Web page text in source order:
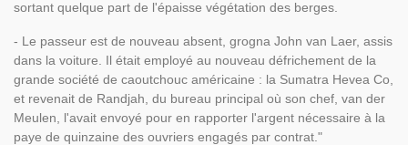
sortant quelque part de l'épaisse végétation des berges.
- Le passeur est de nouveau absent, grogna John van Laer, assis
dans la voiture. Il était employé au nouveau défrichement de la
grande société de caoutchouc américaine : la Sumatra Hevea Co,
et revenait de Randjah, du bureau principal où son chef, van der
Meulen, l'avait envoyé pour en rapporter l'argent nécessaire à la
paye de quinzaine des ouvriers engagés par contrat."